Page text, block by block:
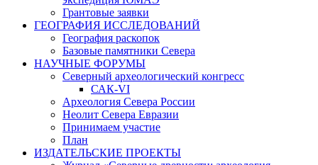
Грантовые заявки
ГЕОГРАФИЯ ИССЛЕДОВАНИЙ
География раскопок
Базовые памятники Севера
НАУЧНЫЕ ФОРУМЫ
Северный археологический конгресс
САК-VI
Археология Севера России
Неолит Севера Евразии
Принимаем участие
План
ИЗДАТЕЛЬСКИЕ ПРОЕКТЫ